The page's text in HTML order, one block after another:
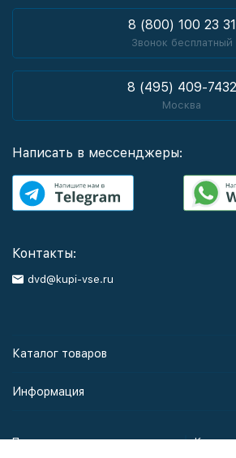
8 (800) 100 23 31
Звонок бесплатный
8 (495) 409-7432
Москва
Написать в мессенджеры:
Контакты:
dvd@kupi-vse.ru
Каталог товаров
Информация
Политика персональных данных Карта